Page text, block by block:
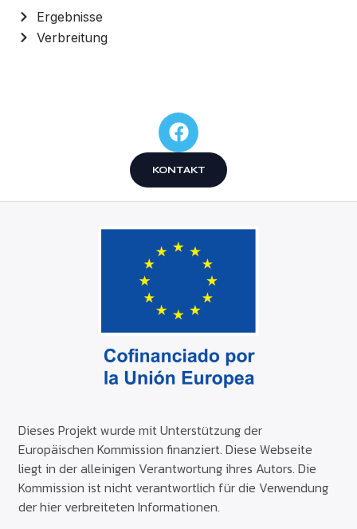
Ergebnisse
Verbreitung
KONTAKT
Dieses Projekt wurde mit Unterstützung der
Europäischen Kommission finanziert. Diese Webseite
liegt in der alleinigen Verantwortung ihres Autors. Die
Kommission ist nicht verantwortlich für die Verwendung
der hier verbreiteten Informationen.